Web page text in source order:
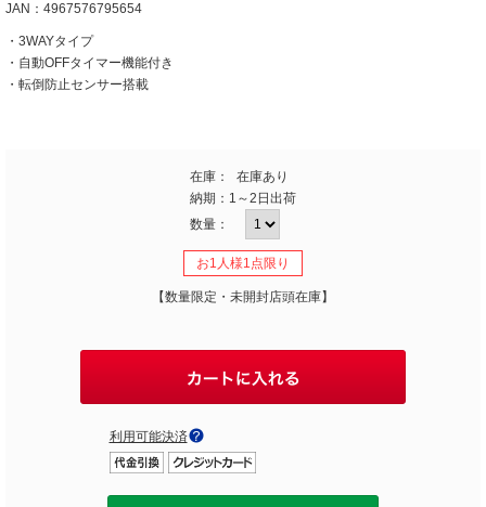
JAN：4967576795654
・3WAYタイプ
・自動OFFタイマー機能付き
・転倒防止センサー搭載
在庫：
在庫あり
納期： 1～2日出荷
数量：
お1人様1点限り
【数量限定・未開封店頭在庫】
利用可能決済